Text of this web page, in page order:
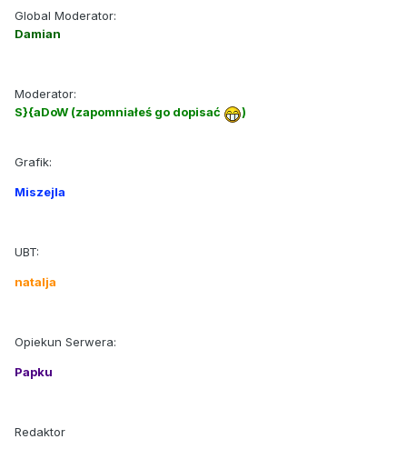
Global Moderator:
Damian
Moderator:
S}{aDoW (zapomniałeś go dopisać
)
Grafik:
Miszejla
UBT:
natalja
Opiekun Serwera:
Papku
Redaktor